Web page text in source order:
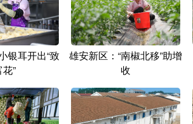
银耳开出“致
”
雄安新区：“南椒北移”助增
收